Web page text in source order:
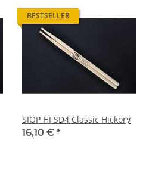
BESTSELLER
SIOP HI SD4 Classic Hickory
16,10 € *